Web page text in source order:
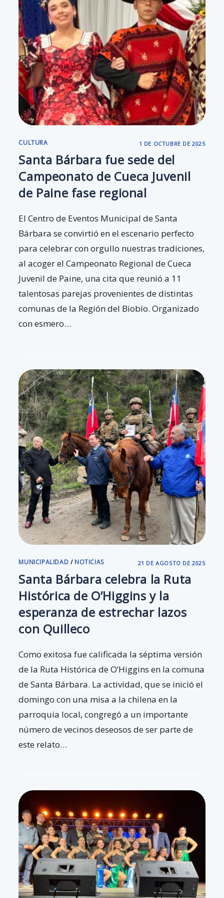
CULTURA
Santa Bárbara fue sede del
Campeonato de Cueca Juvenil
de Paine fase regional
El Centro de Eventos Municipal de Santa
Bárbara se convirtió en el escenario perfecto
para celebrar con orgullo nuestras tradiciones,
al acoger el Campeonato Regional de Cueca
Juvenil de Paine, una cita que reunió a 11
talentosas parejas provenientes de distintas
comunas de la Región del Biobío. Organizado
con esmero…
1 DE OCTUBRE DE 2025
MUNICIPALIDAD / NOTICIAS
Santa Bárbara celebra la Ruta
Histórica de O’Higgins y la
esperanza de estrechar lazos
con Quilleco
Como exitosa fue calificada la séptima versión
de la Ruta Histórica de O’Higgins en la comuna
de Santa Bárbara. La actividad, que se inició el
domingo con una misa a la chilena en la
parroquia local, congregó a un importante
número de vecinos deseosos de ser parte de
este relato…
21 DE AGOSTO DE 2025